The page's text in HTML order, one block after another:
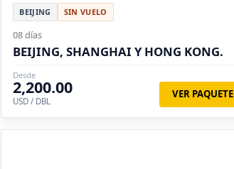
BEIJING SIN VUELO
08 días
BEIJING, SHANGHAI Y HONG KONG.
Desde
2,200.00
USD / DBL
VER PAQUETE